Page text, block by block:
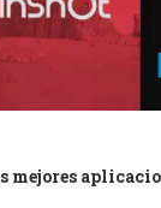
mejores